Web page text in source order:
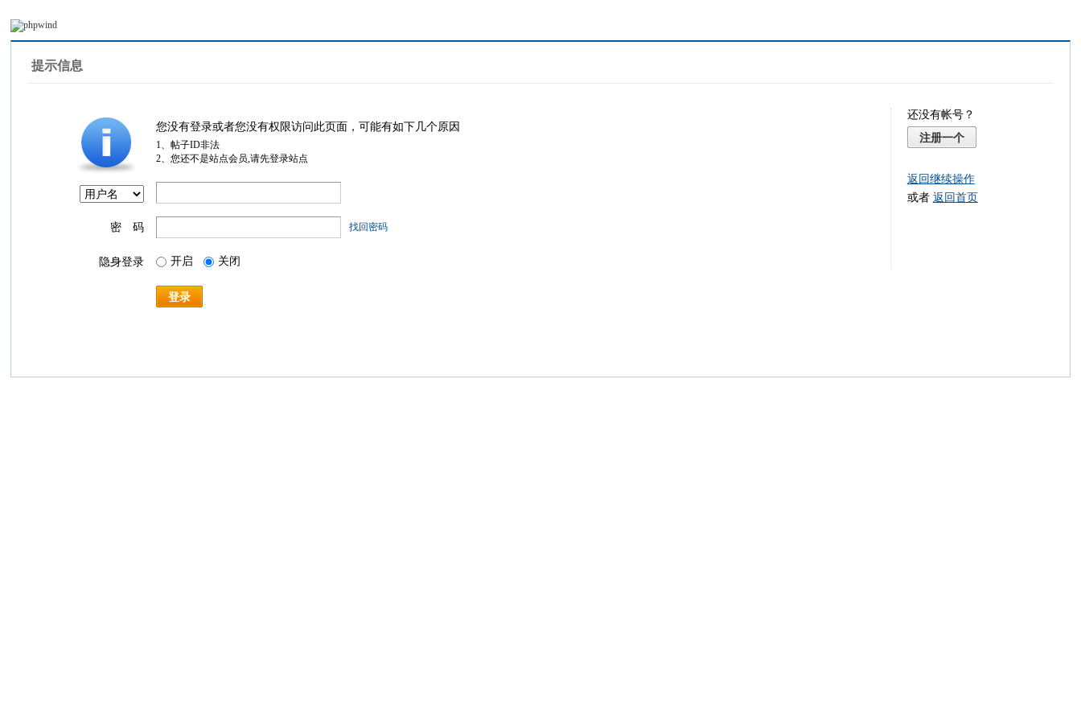
提示信息
您没有登录或者您没有权限访问此页面，可能有如下几个原因
1、帖子ID非法
2、您还不是站点会员,请先登录站点
密 码 找回密码
隐身登录 开启 关闭
登录
还没有帐号？
注册一个
返回继续操作
或者 返回首页